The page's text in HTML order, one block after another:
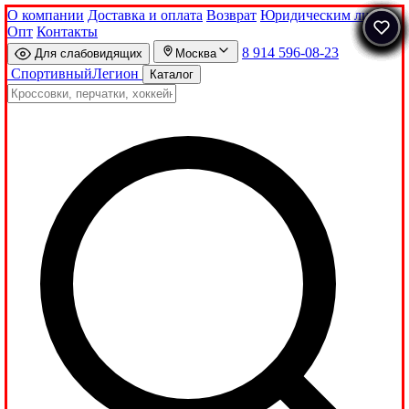
О компании Доставка и оплата Возврат Юридическим лицам
Опт Контакты
Для слабовидящих Москва
8 914 596-08-23
СпортивныйЛегион Каталог